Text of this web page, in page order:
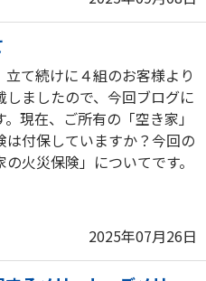
立て続けに４組のお客様より
しましたので、今回ブログに
現在、ご所有の「空き家」
は付保していますか？今回の
火災保険」についてです。
2025年07月26日